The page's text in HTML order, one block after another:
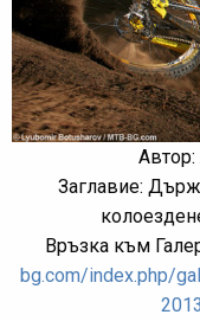
Заглавие:
Връзка към
bg.com/index.php/